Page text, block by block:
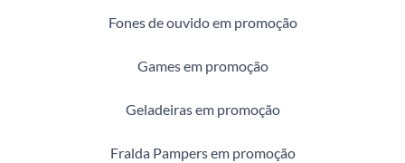
Fones de ouvido em promoção
Games em promoção
Geladeiras em promoção
Fralda Pampers em promoção